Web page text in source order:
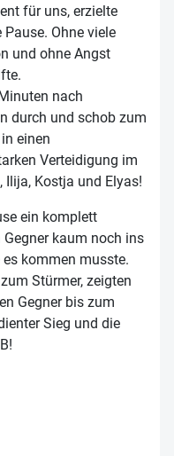
für uns, erzielte
Ohne viele
und ohne Angst
nach
durch und schob zum
einen
Verteidigung im
Ilija, Kostja und Elyas!
ein komplett
kaum noch ins
kommen musste.
Stürmer, zeigten
Gegner bis zum
Sieg und die